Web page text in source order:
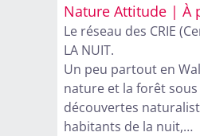
Nature Attitude | À
Le réseau des CRIE
LA NUIT.
Un peu partout en
nature et la forêt sous
découvertes
habitants de la nuit,…